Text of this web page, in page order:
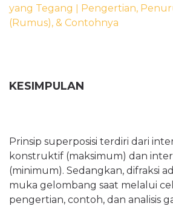
yang Tegang ǀ Pengertian,
(Rumus), & Contohnya
KESIMPULAN
Prinsip superposisi terdiri dari
konstruktif (maksimum) dan
(minimum). Sedangkan, difraksi
muka gelombang saat melalui
pengertian, contoh, dan analisis